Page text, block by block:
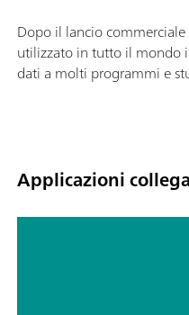
Dopo il lancio
utilizzato in tutto il mondo
dati a molti programmi e
Applicazioni